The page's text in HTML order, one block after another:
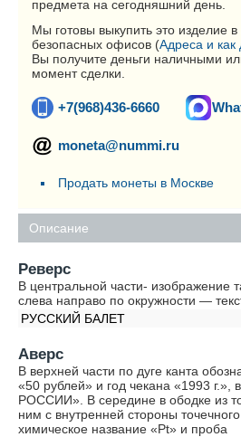
предмета на сегодняшний день.
Мы готовы выкупить это изделие
безопасных офисов (Адреса и как
Вы получите деньги наличными
момент сделки.
+7(968)436-6660
moneta@nummi.ru
Продать монеты в Москве
Описание
Реверс
В центральной части- изображение
слева направо по окружности —
РУССКИЙ БАЛЕТ
Аверс
В верхней части по дуге канта
«50 рублей» и год чекана «1993 г.»,
РОССИИ». В середине в ободке из
ним с внутренней стороны
химическое название «Pt» и проба